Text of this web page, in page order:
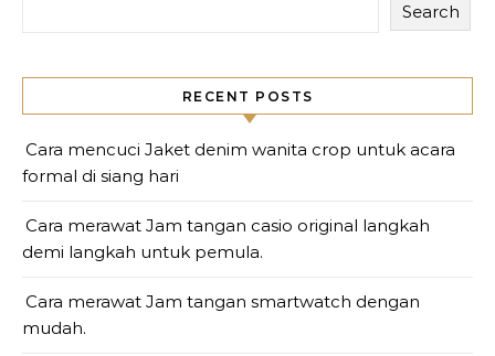
Search
RECENT POSTS
Cara mencuci Jaket denim wanita crop untuk acara
formal di siang hari
Cara merawat Jam tangan casio original langkah
demi langkah untuk pemula.
Cara merawat Jam tangan smartwatch dengan
mudah.